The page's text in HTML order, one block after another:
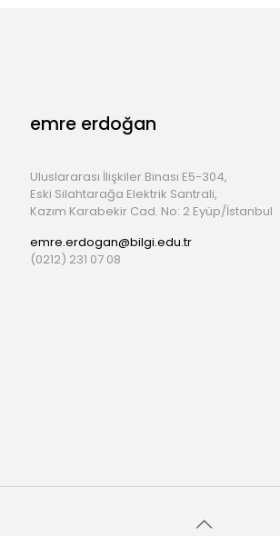
emre erdoğan
Uluslararası İlişkiler Binası E5-304,
Eski Silahtarağa Elektrik Santrali,
Kazım Karabekir Cad. No: 2 Eyüp/İstanbul
emre.erdogan@bilgi.edu.tr
(0212) 231 07 08